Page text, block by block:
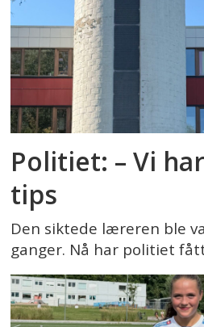
Politiet: – Vi
tips
Den siktede læreren ble
ganger. Nå har politiet